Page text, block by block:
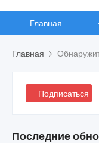
Главная
Главная
Подписаться
Последние